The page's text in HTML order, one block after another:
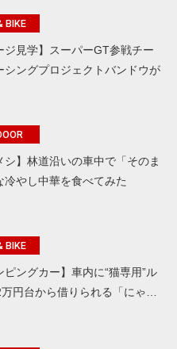
BIKE
ジ見学】スーパーGT参戦チー
シングプロジェクトバンドウが
シ】林道沿いの車中で「そのま
冷やし中華を食べてみた
BIKE
ピングカー】車内に“猫専用”ル
円台から借りられる「にゃ…